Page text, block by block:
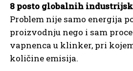
8 posto globalnih
Problem nije samo energija
proizvodnju nego i sam
vapnenca u klinker, pri
količine emisija.